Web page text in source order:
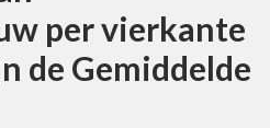
per vierkante
de Gemiddelde